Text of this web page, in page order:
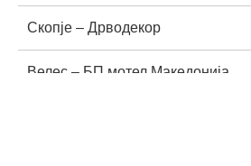
Скопје – Дрводекор
Велес – БП мотел Македонија